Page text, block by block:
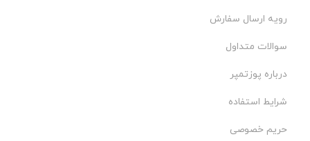
رویه ارسال سفارش
سوالات متداول
درباره پوزتمپر
شرایط استفاده
حریم خصوصی